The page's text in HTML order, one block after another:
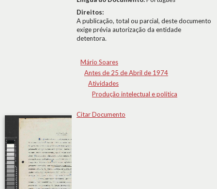
Direitos:
A publicação, total ou parcial, deste documento
exige prévia autorização da entidade
detentora.
Mário Soares
Antes de 25 de Abril de 1974
Atividades
Produção intelectual e política
Citar Documento